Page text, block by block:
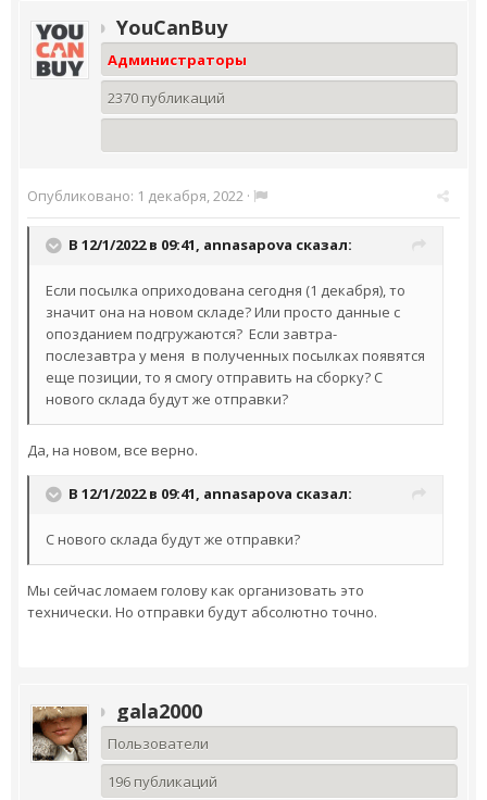
YouCanBuy
Администраторы
2370 публикаций
Опубликовано: 1 декабря, 2022 ·
В 12/1/2022 в 09:41, annasapova сказал:
Если посылка оприходована сегодня (1 декабря), то
значит она на новом складе? Или просто данные с
опозданием подгружаются? Если завтра-
послезавтра у меня в полученных посылках появятся
еще позиции, то я смогу отправить на сборку? С
нового склада будут же отправки?
Да, на новом, все верно.
В 12/1/2022 в 09:41, annasapova сказал:
С нового склада будут же отправки?
Мы сейчас ломаем голову как организовать это
технически. Но отправки будут абсолютно точно.
gala2000
Пользователи
196 публикаций